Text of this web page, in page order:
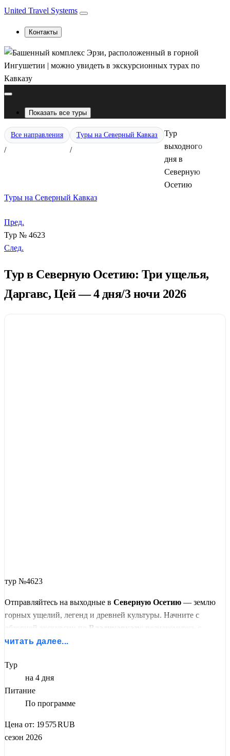
United Travel Systems
Контакты
Показать все туры
Все направления
/
Туры на Северный Кавказ
/
Тур
выходного
дня в
Северную
Осетию
Туры на Северный Кавказ
Пред.
Тур № 4623
След.
Тур в Северную Осетию: Три ущелья,
Даргавс, Цей — 4 дня/3 ночи 2026
тур №4623
Отправляйтесь на выходные в Северную Осетию — землю
горных ущелий, легенд и древней культуры. Начните с
обзорной экскурсии по Владикавказу
историей города, его символами и аланским наследием.
стоит башня Курта и Тага, и
крепостиДзивгис
Побывайте в мистическом
леднику Скази посетите святилище
программе — пикник-ланч в природе и этнический вечер с
читать далее...
Тур
на 4 дня
Питание
По программе
Цена от: 19 575RUB
сезон 2026